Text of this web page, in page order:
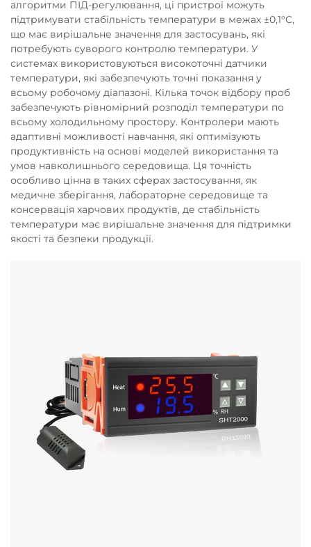
алгоритми ПІД-регулювання, ці пристрої можуть
підтримувати стабільність температури в межах ±0,1°C,
що має вирішальне значення для застосувань, які
потребують суворого контролю температури. У
системах використовуються високоточні датчики
температури, які забезпечують точні показання у
всьому робочому діапазоні. Кілька точок відбору проб
забезпечують рівномірний розподіл температури по
всьому холодильному простору. Контролери мають
адаптивні можливості навчання, які оптимізують
продуктивність на основі моделей використання та
умов навколишнього середовища. Ця точність
особливо цінна в таких сферах застосування, як
медичне зберігання, лабораторне середовище та
консервація харчових продуктів, де стабільність
температури має вирішальне значення для підтримки
якості та безпеки продукції.